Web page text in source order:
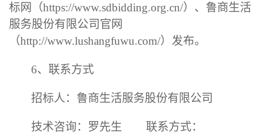
标网（https://www.sdbidding.org.cn/） 、鲁商生活
服务股份有限公司官网
（http://www.lushangfuwu.com/） 发布。
6、 联系方式
招标人：鲁商生活服务股份有限公司
技术咨询： 罗先生
联系方式：